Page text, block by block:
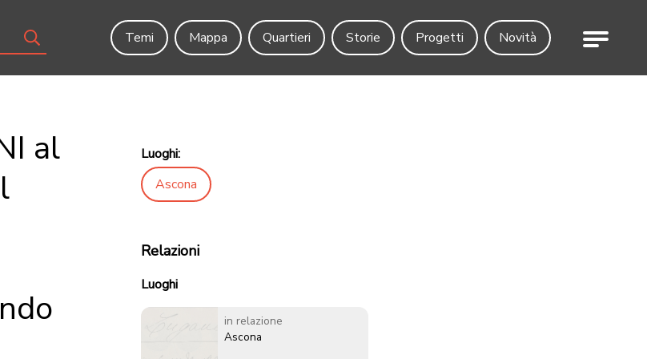
Temi
Mappa Quartieri Storie Progetti Novità Menu
al
Luoghi:
Ascona
Relazioni
Luoghi
in relazione
Ascona